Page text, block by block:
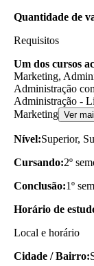
Quantidade de
Requisitos
Um dos cursos
Marketing,
Administração
Administração -
Marketing Ver
Nível:Superior,
Cursando:2º
Conclusão:1º
Horário de
Local e horário
Cidade / Bairro: